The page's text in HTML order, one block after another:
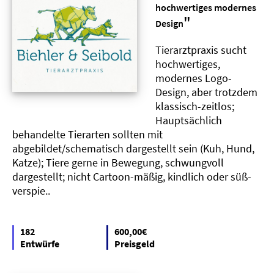
hochwertiges modernes
Design"
Tierarztpraxis sucht
hochwertiges,
modernes Logo-
Design, aber trotzdem
klassisch-zeitlos;
Hauptsächlich
behandelte Tierarten sollten mit
abgebildet/schematisch dargestellt sein (Kuh, Hund,
Katze); Tiere gerne in Bewegung, schwungvoll
dargestellt; nicht Cartoon-mäßig, kindlich oder süß-
verspie..
182
Entwürfe
600,00€
Preisgeld